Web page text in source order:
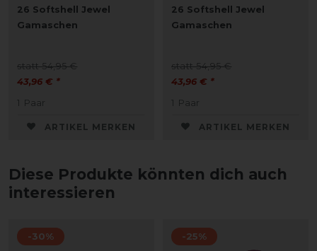
26 Softshell Jewel
Gamaschen
statt 54,95 €
43,96 € *
1 Paar
ARTIKEL MERKEN
26 Softshell Jewel
Gamaschen
statt 54,95 €
43,96 € *
1 Paar
ARTIKEL MERKEN
Diese Produkte könnten dich auch
interessieren
-30% -25%